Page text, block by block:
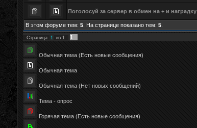
Поголосуй за сервер в обмен на + и наградку
В этом форуме тем: 5 . На странице показано тем: 5
Страница 1 из 1 1
Обычная тема (Есть новые сообщения)
Обычная тема
Обычная тема (Нет новых сообщений)
Тема - опрос
Горячая тема (Есть новые сообщения)